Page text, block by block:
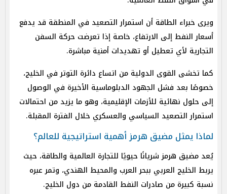
ويرى خبراء الطاقة أن استمرار التصعيد في المنطقة قد يدفع
أسعار النفط إلى الارتفاع، خاصة إذا تعرضت حركة السفن
التجارية لأي تعطيل أو تهديدات أمنية مباشرة.
كما تخشى القوى الدولية من اتساع دائرة التوتر في الخليج،
خصوصًا بعد فشل الجهود الدبلوماسية الأخيرة في الوصول
إلى حلول نهائية للأزمات الإقليمية، وهو ما يزيد من احتمالات
استمرار التصعيد السياسي والعسكري خلال الفترة المقبلة.
لماذا يمثل مضيق هرمز أهمية استراتيجية للعالم؟
يُعد مضيق هرمز شريانًا حيويًا للتجارة العالمية والطاقة، حيث
يربط الخليج العربي ببحر العرب والمحيط الهندي، وتمر عبره
نسبة كبيرة من صادرات النفط القادمة من دول الخليج.